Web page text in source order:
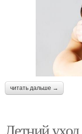
читать дальше →
Летний